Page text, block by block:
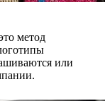
метод
или